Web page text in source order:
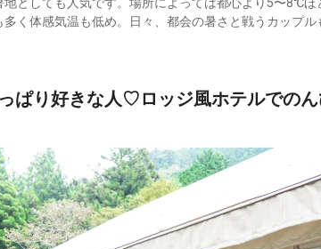
多く体感気温も低め。日々、都会の暑さと戦うカップ
ぱり好きな人♡ロッジ風ホテルでのん